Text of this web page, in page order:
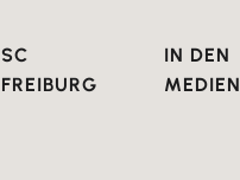
SC
FREIBURG
IN DEN
MEDIEN